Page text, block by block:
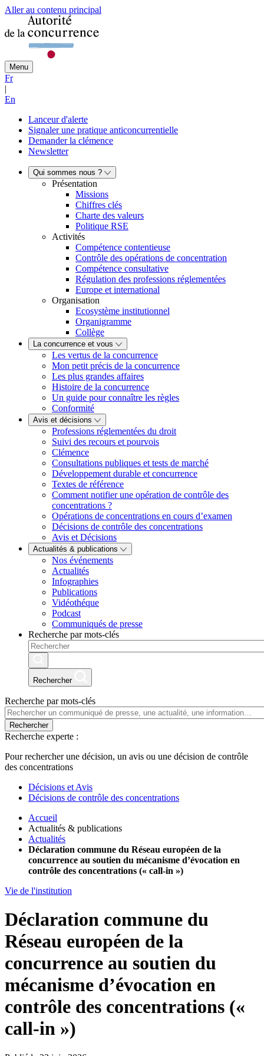
Aller au contenu principal
Menu
Fr
|
En
Lanceur d'alerte
Signaler une pratique anticoncurrentielle
Demander la clémence
Newsletter
Qui sommes nous ?
Présentation
Missions
Chiffres clés
Charte des valeurs
Politique RSE
Activités
Compétence contentieuse
Contrôle des opérations de concentration
Compétence consultative
Régulation des professions réglementées
Europe et international
Organisation
Ecosystème institutionnel
Organigramme
Collège
La concurrence et vous
Les vertus de la concurrence
Mon petit précis de la concurrence
Les plus grandes affaires
Histoire de la concurrence
Un guide pour connaître les règles
Conformité
Avis et décisions
Professions réglementées du droit
Suivi des recours et pourvois
Clémence
Consultations publiques et tests de marché
Développement durable et concurrence
Textes de référence
Comment notifier une opération de contrôle des
concentrations ?
Opérations de concentrations en cours d’examen
Décisions de contrôle des concentrations
Avis et Décisions
Actualités & publications
Nos événements
Actualités
Infographies
Publications
Vidéothéque
Podcast
Communiqués de presse
Recherche par mots-clés
Rechercher
Recherche par mots-clés
Rechercher
Recherche experte :
Pour rechercher une décision, un avis ou une décision de contrôle
des concentrations
Décisions et Avis
Décisions de contrôle des concentrations
Accueil
Actualités & publications
Actualités
Déclaration commune du Réseau européen de la
concurrence au soutien du mécanisme d’évocation en
contrôle des concentrations (« call-in »)
Vie de l'institution
Déclaration commune du
Réseau européen de la
concurrence au soutien du
mécanisme d’évocation en
contrôle des concentrations («
call-in »)